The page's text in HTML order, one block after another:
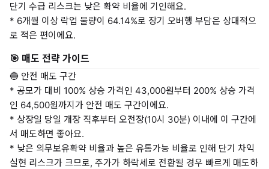
단기 수급 리스크는 낮은 확약 비율에 기인해요.
* 6개월 이상 락업 물량이 64.14%로 장기 오버행 부담은 상대적으
로 적은 편이에요.
🎯 매도 전략 가이드
🔵 안전 매도 구간
* 공모가 대비 100% 상승 가격인 43,000원부터 200% 상승 가격
인 64,500원까지가 안전 매도 구간이에요.
* 상장일 당일 개장 직후부터 오전장(10시 30분) 이내에 이 구간에
서 매도하면 좋아요.
* 낮은 의무보유확약 비율과 높은 유통가능 비율로 인해 단기 차익
실현 리스크가 크므로, 주가가 하락세로 전환될 경우 빠르게 매도하